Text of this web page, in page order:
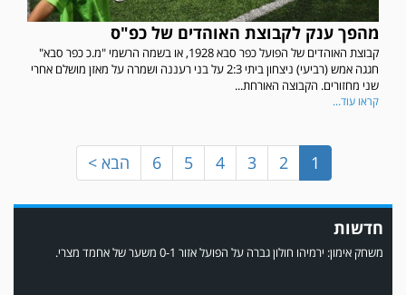
מהפך ענק לקבוצת האוהדים של כפ"ס
קבוצת האוהדים של הפועל כפר סבא 1928, או בשמה הרשמי "מ.כ כפר סבא"
חגגה אמש (רביעי) ניצחון ביתי 2:3 על בני רעננה ושמרה על מאזן מושלם אחרי
שני מחזורים. הקבוצה האורחת...
קראו עוד...
1
2
3
4
5
6 הבא >
חדשות
במשחק אימון שהתקיים הבוקר יום ה' ניצחה קרית מלאכי את עירוני אשדוד 5-0.
משחק אימון: ירמיהו חולון גברה על הפועל אזור 0-1 משער של אחמד מצרי.